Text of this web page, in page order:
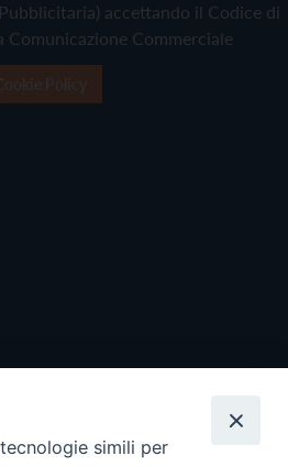
accettando il Codice di
Commerciale
simili per